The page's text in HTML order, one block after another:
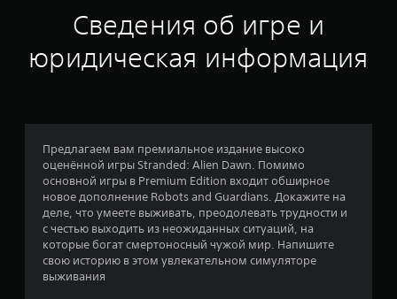
н
к
.
7
и
Сведения об игре и
юридическая информация
Предлагаем вам премиальное издание высоко
оценённой игры Stranded: Alien Dawn. Помимо
основной игры в Premium Edition входит обширное
новое дополнение Robots and Guardians. Докажите на
деле, что умеете выживать, преодолевать трудности и
с честью выходить из неожиданных ситуаций, на
которые богат смертоносный чужой мир. Напишите
свою историю в этом увлекательном симуляторе
выживания